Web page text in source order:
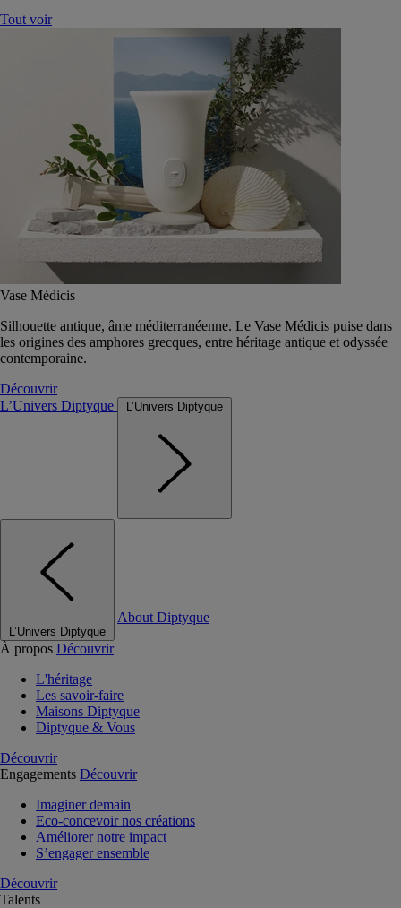
Tout voir
Vase Médicis
Silhouette antique, âme méditerranéenne. Le Vase Médicis puise dans
les origines des amphores grecques, entre héritage antique et odyssée
contemporaine.
Découvrir
L’Univers Diptyque
L’Univers Diptyque
L’Univers Diptyque
About Diptyque
À propos Découvrir
L'héritage
Les savoir-faire
Maisons Diptyque
Diptyque & Vous
Découvrir
Engagements Découvrir
Imaginer demain
Eco-concevoir nos créations
Améliorer notre impact
S’engager ensemble
Découvrir
Talents